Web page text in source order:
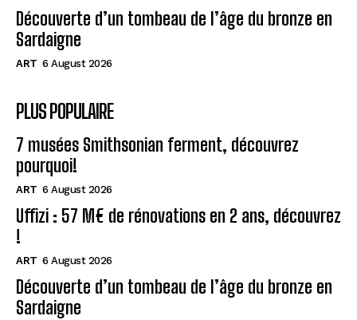
Découverte d’un tombeau de l’âge du bronze en
Sardaigne
ART 6 August 2026
PLUS POPULAIRE
7 musées Smithsonian ferment, découvrez
pourquoi!
ART 6 August 2026
Uffizi : 57 M€ de rénovations en 2 ans, découvrez
!
ART 6 August 2026
Découverte d’un tombeau de l’âge du bronze en
Sardaigne